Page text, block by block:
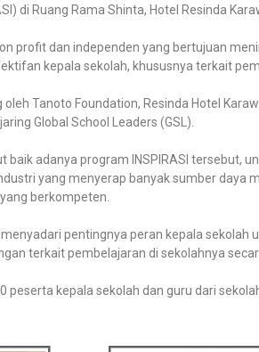
di Ruang Rama Shinta, Hotel Resinda
profit dan independen yang bertujuan
kepala sekolah, khususnya terkait
oleh Tanoto Foundation, Resinda Hotel
Global School Leaders (GSL).
baik adanya program INSPIRASI tersebut,
yang menyerap banyak sumber daya
berkompeten.
menyadari pentingnya peran kepala
terkait pembelajaran di sekolahnya
peserta kepala sekolah dan guru dari